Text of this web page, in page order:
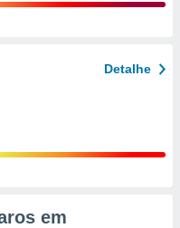
Detalhe
em